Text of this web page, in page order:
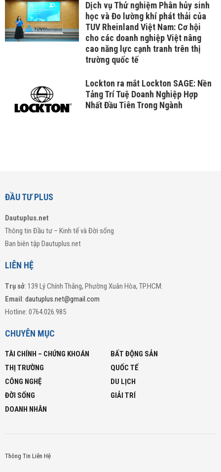
Dịch vụ Thử nghiệm Phân hủy sinh
học và Đo lường khí phát thải của
TUV Rheinland Việt Nam: Cơ hội
cho các doanh nghiệp Việt nâng
cao năng lực cạnh tranh trên thị
trường quốc tế
Lockton ra mắt Lockton SAGE: Nền
Tảng Trí Tuệ Doanh Nghiệp Hợp
Nhất Đầu Tiên Trong Ngành
ĐẦU TƯ PLUS
Dautuplus.net
Thông tin Đầu tư – Kinh tế và Đời sống
Ban biên tập Dautuplus.net
LIÊN HỆ
Trụ sở: 139 Lý Chính Thắng, Phường Xuân Hòa, TP.HCM.
Email: dautuplus.net@gmail.com
Hotline: 0764.026.985
CHUYÊN MỤC
TÀI CHÍNH – CHỨNG KHOÁN
BẤT ĐỘNG SẢN
THỊ TRƯỜNG
QUỐC TẾ
CÔNG NGHỆ
DU LỊCH
ĐỜI SỐNG
GIẢI TRÍ
DOANH NHÂN
Thông Tin Liên Hệ